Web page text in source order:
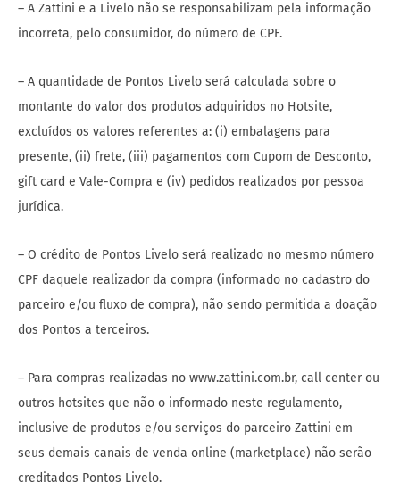
– A Zattini e a Livelo não se responsabilizam pela informação
incorreta, pelo consumidor, do número de CPF.
– A quantidade de Pontos Livelo será calculada sobre o
montante do valor dos produtos adquiridos no Hotsite,
excluídos os valores referentes a: (i) embalagens para
presente, (ii) frete, (iii) pagamentos com Cupom de Desconto,
gift card e Vale-Compra e (iv) pedidos realizados por pessoa
jurídica.
– O crédito de Pontos Livelo será realizado no mesmo número
CPF daquele realizador da compra (informado no cadastro do
parceiro e/ou fluxo de compra), não sendo permitida a doação
dos Pontos a terceiros.
– Para compras realizadas no www.zattini.com.br, call center ou
outros hotsites que não o informado neste regulamento,
inclusive de produtos e/ou serviços do parceiro Zattini em
seus demais canais de venda online (marketplace) não serão
creditados Pontos Livelo.